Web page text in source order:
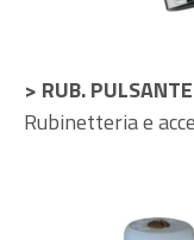
> RUB.
Rubinetteria e